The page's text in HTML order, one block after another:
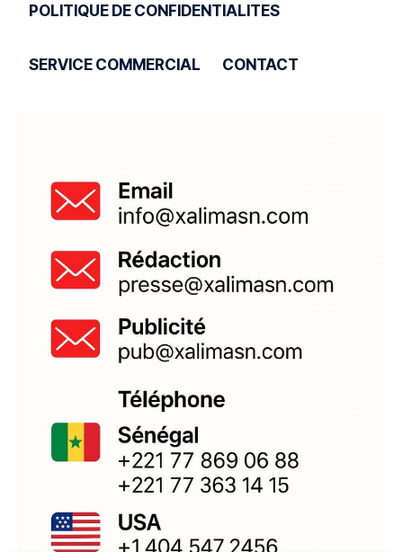
POLITIQUE DE CONFIDENTIALITES
SERVICE COMMERCIAL CONTACT